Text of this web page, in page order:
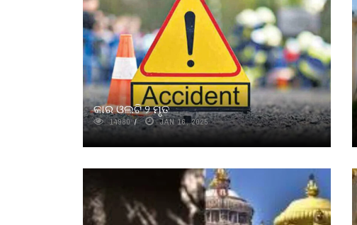
କାର ଓଲଟି ୨ ମୃତ
14980 JAN 16, 2025